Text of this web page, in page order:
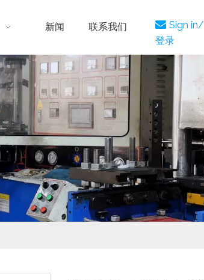
新闻 联系我们  Sign in/
登录